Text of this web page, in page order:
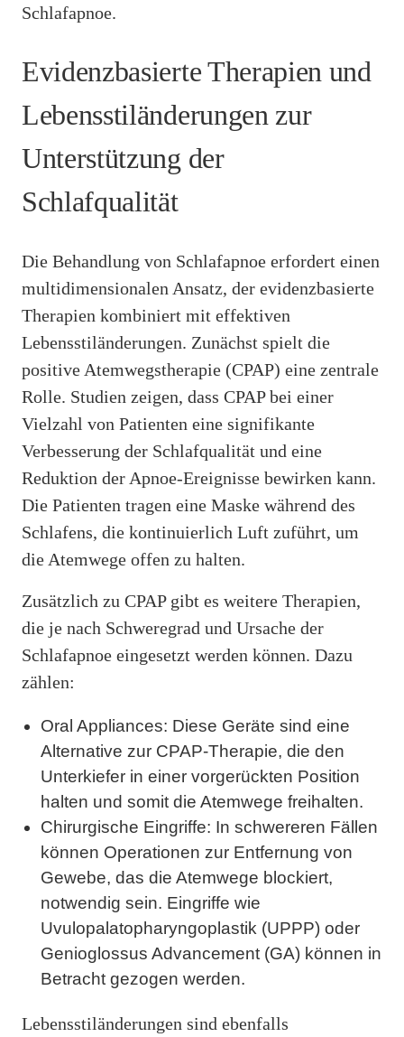
Schlafapnoe.
Evidenzbasierte Therapien und
Lebensstiländerungen zur
Unterstützung der
Schlafqualität
Die Behandlung von Schlafapnoe erfordert einen
multidimensionalen Ansatz, der evidenzbasierte
Therapien kombiniert mit effektiven
Lebensstiländerungen. Zunächst spielt die
positive Atemwegstherapie (CPAP) eine zentrale
Rolle. Studien zeigen, dass CPAP bei einer
Vielzahl von Patienten eine signifikante
Verbesserung der Schlafqualität und eine
Reduktion der Apnoe-Ereignisse bewirken kann.
Die Patienten tragen eine Maske während des
Schlafens, die kontinuierlich Luft zuführt, um
die Atemwege offen zu halten.
Zusätzlich zu CPAP gibt es weitere Therapien,
die je nach Schweregrad und Ursache der
Schlafapnoe eingesetzt werden können. Dazu
zählen:
Oral Appliances: Diese Geräte sind eine
Alternative zur CPAP-Therapie, die den
Unterkiefer in einer vorgerückten Position
halten und somit die Atemwege freihalten.
Chirurgische Eingriffe: In schwereren Fällen
können Operationen zur Entfernung von
Gewebe, das die Atemwege blockiert,
notwendig sein. Eingriffe wie
Uvulopalatopharyngoplastik (UPPP) oder
Genioglossus Advancement (GA) können in
Betracht gezogen werden.
Lebensstiländerungen sind ebenfalls